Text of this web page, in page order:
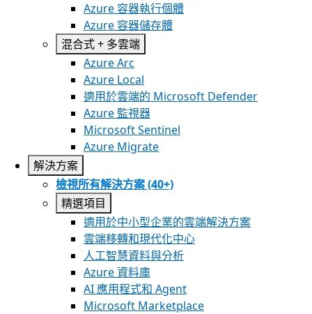
Azure 容器執行個體
Azure 容器儲存體
混合式 + 多雲端
Azure Arc​
Azure Local
適用於雲端的 Microsoft Defender
Azure 監視器
Microsoft Sentinel
Azure Migrate
解決方案
檢視所有解決方案 (40+)
精選項目
適用於中小型企業的雲端解決方案
雲端移轉和現代化中心
人工智慧資料與分析
Azure 資料庫
AI 應用程式和 Agent
Microsoft Marketplace